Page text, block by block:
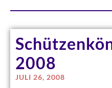
2008
JULI 26, 2008